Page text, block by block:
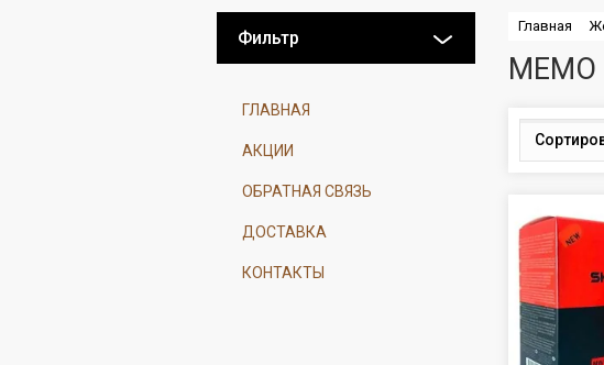
Фильтр
ГЛАВНАЯ
АКЦИИ
ОБРАТНАЯ СВЯЗЬ
ДОСТАВКА
КОНТАКТЫ
Главная
MEMO